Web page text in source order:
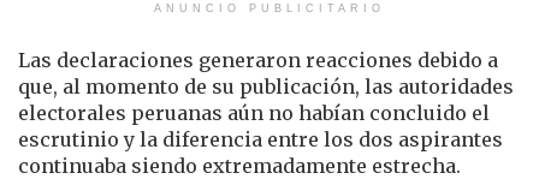
ANUNCIO PUBLICITARIO
Las declaraciones generaron reacciones debido a
que, al momento de su publicación, las autoridades
electorales peruanas aún no habían concluido el
escrutinio y la diferencia entre los dos aspirantes
continuaba siendo extremadamente estrecha.